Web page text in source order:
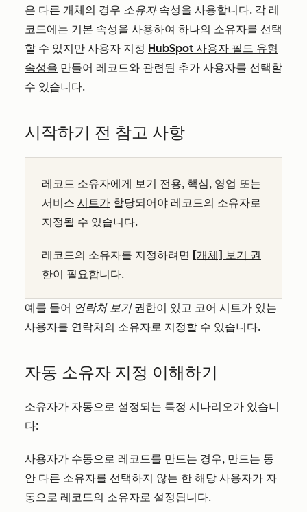
은 다른 개체의 경우 소유자속성을 사용합니다. 각 레
코드에는 기본 속성을 사용하여 하나의 소유자를 선택
할 수 있지만 사용자 지정 HubSpot 사용자 필드 유형
속성을 만들어 레코드와 관련된 추가 사용자를 선택할
수 있습니다.
시작하기 전 참고 사항
레코드 소유자에게 보기 전용, 핵심, 영업 또는
서비스 시트가 할당되어야 레코드의 소유자로
지정될 수 있습니다.
레코드의 소유자를 지정하려면 [개체] 보기 권
한이 필요합니다.
예를 들어 연락처 보기권한이 있고 코어 시트가 있는
사용자를 연락처의 소유자로 지정할 수 있습니다.
자동 소유자 지정 이해하기
소유자가 자동으로 설정되는 특정 시나리오가 있습니
다:
사용자가 수동으로 레코드를 만드는 경우, 만드는 동
안 다른 소유자를 선택하지 않는 한 해당 사용자가 자
동으로 레코드의 소유자로 설정됩니다.